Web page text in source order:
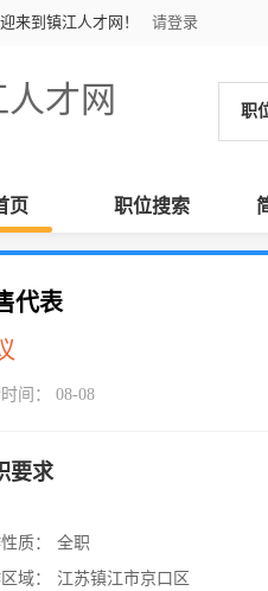
来到镇江人才网！ 请登录
才网 职
页 职位搜索
代表
间： 08-08
要求
质：
全职
域：
江苏镇江市京口区